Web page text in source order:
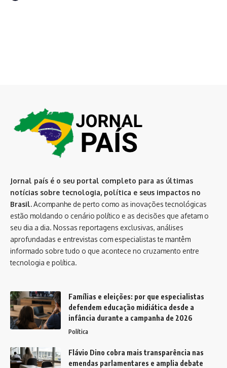
Jornal país é o seu portal completo para as últimas
notícias sobre tecnologia, política e seus impactos no
Brasil.Acompanhe de perto como as inovações tecnológicas
estão moldando o cenário político e as decisões que afetam o
seu dia a dia. Nossas reportagens exclusivas, análises
aprofundadas e entrevistas com especialistas te mantêm
informado sobre tudo o que acontece no cruzamento entre
tecnologia e política.
Famílias e eleições: por que especialistas
defendem educação midiática desde a
infância durante a campanha de 2026
Política
Flávio Dino cobra mais transparência nas
emendas parlamentares e amplia debate